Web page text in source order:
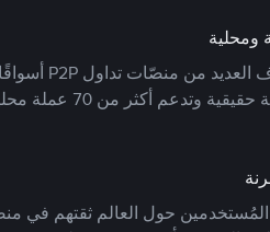
ومحلية
وتدعم أكثر من 70 عملة محلية.